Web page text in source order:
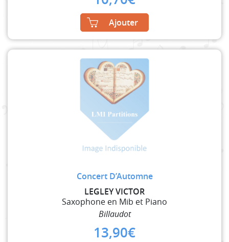
Ajouter
Concert D’Automne
LEGLEY VICTOR
Saxophone en Mib et Piano
Billaudot
13,90€